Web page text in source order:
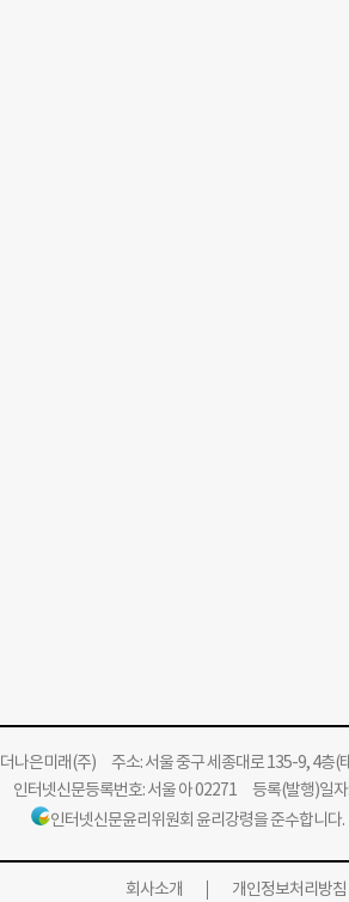
더나은미래(주)주소: 서울 중구 세종대로 135-9, 4
인터넷신문등록번호: 서울 아 02271 등록(발행)일
인터넷신문윤리위원회 윤리강령을 준수합니다.
회사소개 개인정보처리방침